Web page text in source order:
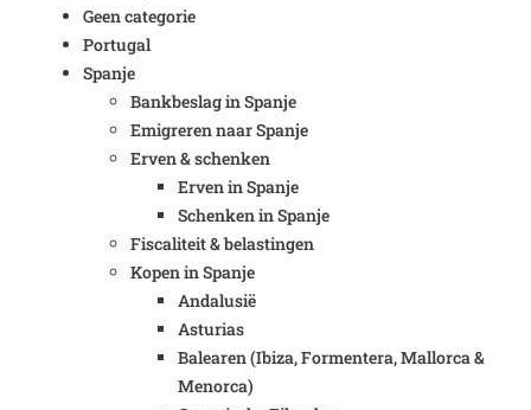
Geen categorie
Portugal
Spanje
Bankbeslag in Spanje
Emigreren naar Spanje
Erven & schenken
Erven in Spanje
Schenken in Spanje
Fiscaliteit & belastingen
Kopen in Spanje
Andalusië
Asturias
Balearen (Ibiza, Formentera, Mallorca &
Menorca)